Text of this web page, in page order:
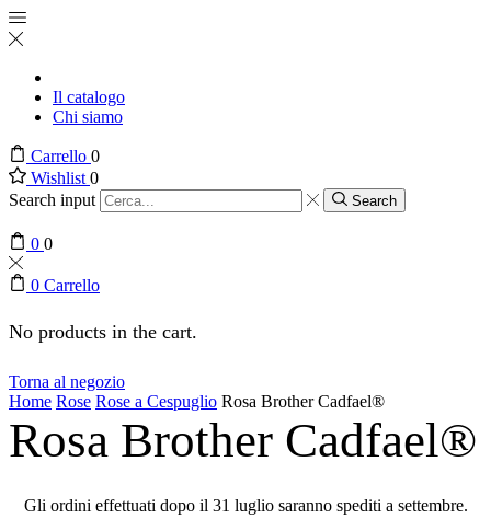
Il catalogo
Chi siamo
Carrello 0
Wishlist 0
Search input
Search
0 0
0 Carrello
No products in the cart.
Torna al negozio
Home Rose Rose a Cespuglio Rosa Brother Cadfael®
Rosa Brother Cadfael®
Gli ordini effettuati dopo il 31 luglio saranno spediti a settembre.